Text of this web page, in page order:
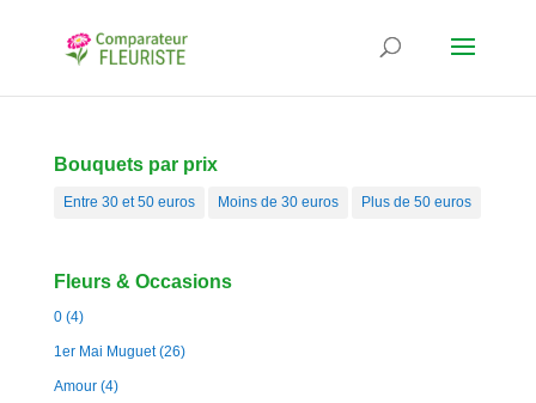
Bouquets par prix
Entre 30 et 50 euros Moins de 30 euros Plus de 50 euros
Fleurs & Occasions
0 (4)
1er Mai Muguet (26)
Amour (4)